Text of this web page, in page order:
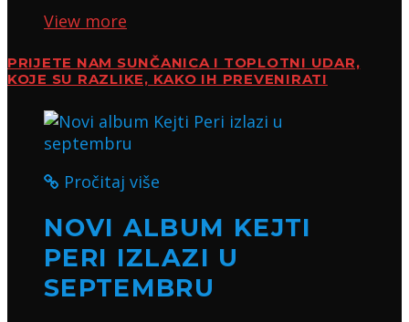
View more
PRIJETE NAM SUNČANICA I TOPLOTNI UDAR,
KOJE SU RAZLIKE, KAKO IH PREVENIRATI
Pročitaj više
NOVI ALBUM KEJTI
PERI IZLAZI U
SEPTEMBRU